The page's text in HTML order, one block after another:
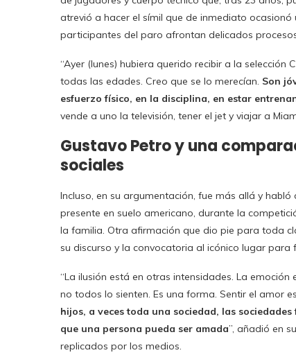
atrevió a hacer el símil que de inmediato
participantes del paro afrontan delicados
“Ayer (lunes) hubiera querido recibir a la selección
todas las edades. Creo que se lo merecían. Son
esfuerzo físico, en la disciplina, en estar
vende a uno la televisión, tener el jet y viajar a
Gustavo Petro y una
sociales
Incluso, en su argumentación, fue más allá y
presente en suelo americano, durante la
la familia. Otra afirmación que dio pie para toda
su discurso y la convocatoria al icónico lugar para
“La ilusión está en otras intensidades. La
no todos lo sienten. Es una forma. Sentir el amor
hijos, a veces toda una sociedad, las
que una persona pueda ser amada”, añadió en
replicados por los medios.